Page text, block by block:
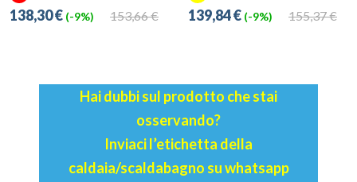
153,66 €
138,30 € (-9%) 155,37 €
139,84 € (-9%)
Hai dubbi sul prodotto che stai
osservando?
Inviaci l’etichetta della
caldaia/scaldabagno su whatsapp